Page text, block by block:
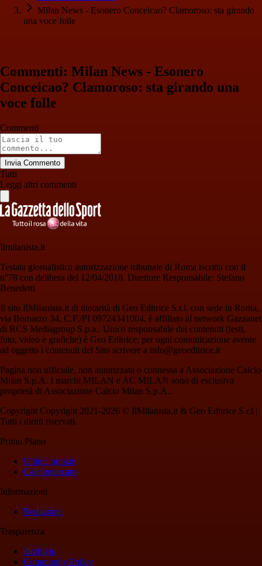
Milan News - Esonero Conceicao? Clamoroso: sta girando
una voce folle
Commenti: Milan News - Esonero
Conceicao? Clamoroso: sta girando una
voce folle
Commenti
Invia Commento
Tutti
Leggi altri commenti
Ilmilanista.it
Testata giornalistica autorizzazione tribunale di Roma iscritta con il
n°78 con delibera del 12/04/2018. Direttore Responsabile: Stefano
Benedetti
Il sito IlMilanista.it di titolarità di Geo Editrice S.r.l. con sede in Roma,
via Bomarzo 34, C.F./PI 09724341004, è affiliato al network Gazzanet
di RCS Mediagroup S.p.a.. Unico responsabile dei contenuti (testi,
foto, video e grafiche) è Geo Editrice; per ogni comunicazione avente
ad oggetto i contenuti del Sito scrivere a info@geoeditrice.it
Pagina non ufficiale, non autorizzata o connessa a Associazione Calcio
Milan S.p.A. I marchi MILAN e AC MILAN sono di esclusiva
proprietà di Associazione Calcio Milan S.p.A..
Copyright Copyright 2021-2026 © IlMilanista.it & Geo Editrice S.r.l |
Tutti i diritti riservati.
Primo Piano
Ultime notizie
Calciomercato
Informazioni
Redazione
Trasparenza
Archivio
Community Policy